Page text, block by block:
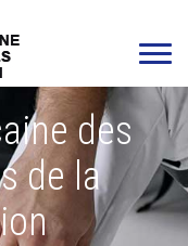
des
de la